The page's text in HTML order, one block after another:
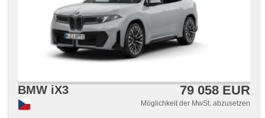
BMW iX3 79 058 EUR
Möglichkeit der MwSt. abzusetzen